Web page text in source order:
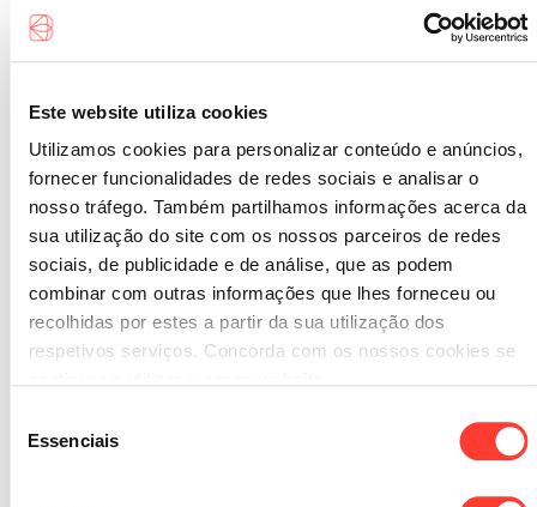
Este website utiliza cookies
Utilizamos cookies para personalizar conteúdo e anúncios,
fornecer funcionalidades de redes sociais e analisar o
nosso tráfego. Também partilhamos informações acerca da
sua utilização do site com os nossos parceiros de redes
sociais, de publicidade e de análise, que as podem
combinar com outras informações que lhes forneceu ou
recolhidas por estes a partir da sua utilização dos
respetivos serviços. Concorda com os nossos cookies se
Essenciais
Glossário
CONTA À ORDEM EMPRESAS EM DÓLARES
Montante mínimo de abertura equivalente a 5.000 €
em USD